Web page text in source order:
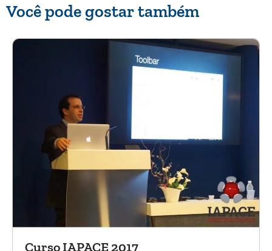
Você pode gostar também
Curso IAPACE 2017